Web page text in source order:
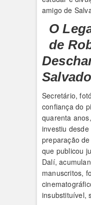
amigo de
O
de
Secretário,
confiança do
quarenta
investiu
preparação
que publicou
Dalí,
manuscritos,
insubstituível,